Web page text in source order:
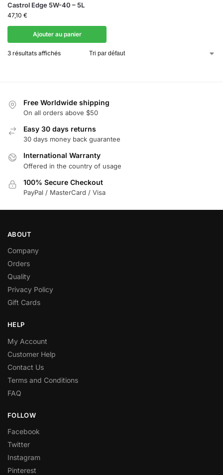
Castrol Edge 5W-40 – 5L
47,10 €
Ajouter au panier
3 résultats affichés
Free Worldwide shipping
On all orders above $50
Easy 30 days returns
30 days money back guarantee
International Warranty
Offered in the country of usage
100% Secure Checkout
PayPal / MasterCard / Visa
ABOUT
Company
Orders
Quality
Privacy Policy
Gift Cards
HELP
My Account
Customer Help
Contact Us
Terms and Conditions
FAQ
FOLLOW
Facebook
Twitter
Instagram
Pinterest